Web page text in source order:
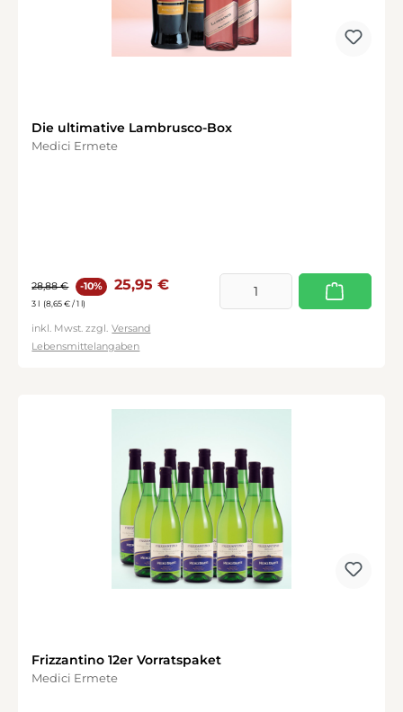
Die ultimative Lambrusco-Box
Medici Ermete
Verkaufspreis:
Regulärer Preis:
28,88 € -10% 25,95 €
3 l (8,65 € / 1 l)
inkl. Mwst. zzgl. Versand
Lebensmittelangaben
Frizzantino 12er Vorratspaket
Medici Ermete